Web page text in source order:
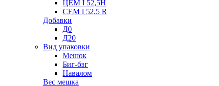
ЦЕМ I 52,5Н
CEM I 52,5 R
Добавки
Д0
Д20
Вид упаковки
Мешок
Биг-бэг
Навалом
Вес мешка